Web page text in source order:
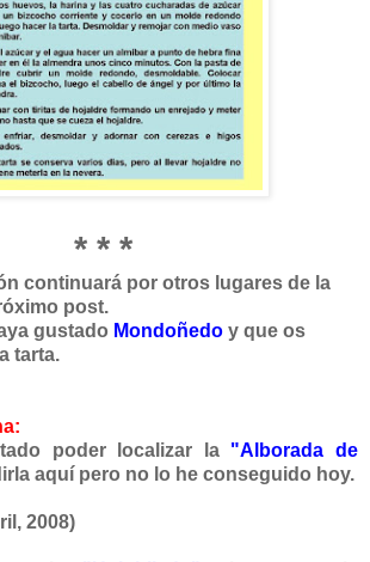
* * *
continuará por otros lugares de la
post.
gustado Mondoñedo y que os
tarta.
poder localizar la "Alborada de
aquí pero no lo he conseguido hoy.
2008)